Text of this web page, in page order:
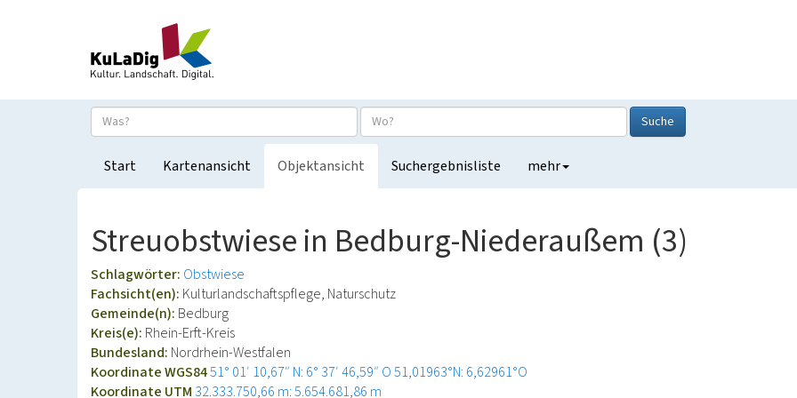
Suche
Start Kartenansicht Objektansicht Suchergebnisliste mehr
Streuobstwiese in Bedburg-Niederaußem (3)
Schlagwörter: Obstwiese
Fachsicht(en): Kulturlandschaftspflege, Naturschutz
Gemeinde(n): Bedburg
Kreis(e): Rhein-Erft-Kreis
Bundesland: Nordrhein-Westfalen
Koordinate WGS8451° 01′ 10,67″ N: 6° 37′ 46,59″ O51,01963°N: 6,62961°O
Koordinate UTM 32.333.750,66 m: 5.654.681,86 m